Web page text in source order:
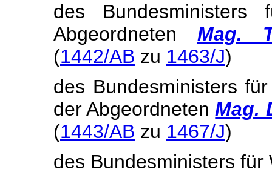
des
Abgeordneten Mag.
(1442/AB zu 1463/J)
des Bundesministers
der AbgeordnetenMag.
(1443/AB zu 1467/J)
des Bundesministers